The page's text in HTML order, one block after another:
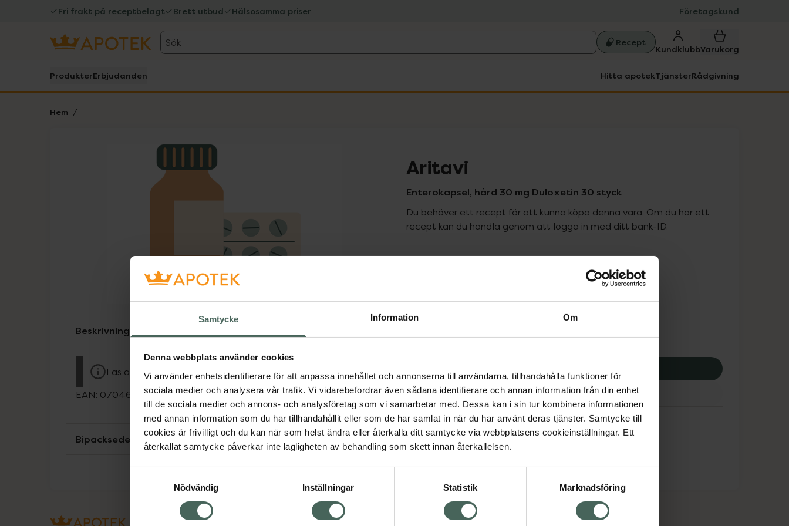
Samtycke Information Om
Denna webbplats använder cookies
Vi använder enhetsidentifierare för att anpassa innehållet och annonserna till användarna, tillhandahålla funktioner för
sociala medier och analysera vår trafik. Vi vidarebefordrar även sådana identifierare och annan information från din enhet
till de sociala medier och annons- och analysföretag som vi samarbetar med. Dessa kan i sin tur kombinera informationen
med annan information som du har tillhandahållit eller som de har samlat in när du har använt deras tjänster. Samtycke till
cookies är frivilligt och du kan när som helst ändra eller återkalla ditt samtycke via webbplatsens cookieinställningar. Ett
återkallat samtycke påverkar inte lagligheten av behandling som skett innan återkallelsen.
Nödvändig
Inställningar Statistik Marknadsföring
Fri frakt på receptbelagt Brett utbud Hälsosamma priser Företagskund
Sök Recept
KundklubbVarukorg
ProdukterErbjudanden Hitta apotekTjänsterRådgivning
Hem
Lista: . Innehåller 1 objekt. Aritavi
Enterokapsel, hård 30 mg Duloxetin 30 styck
Du behöver ett recept för att kunna köpa denna vara. Om du har ett
recept kan du handla genom att logga in med ditt bank-ID.
Pris med recept
Högkostnadsskyddet gäller
124,94 kr
I apotek:124,94 kr
Köp via ditt recept
Aktuella erbjudanden
Beskrivning
Läs alltid bipacksedeln innan användning.
EAN: 07046261652803
Bipacksedel från FASS Visa
Om recept och läkemedel